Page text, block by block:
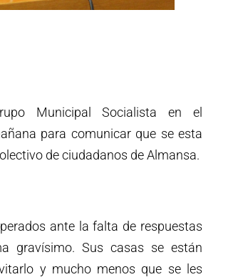
Municipal Socialista en el
para comunicar que se esta
de ciudadanos de Almansa.
ante la falta de respuestas
gravísimo. Sus casas se están
y mucho menos que se les